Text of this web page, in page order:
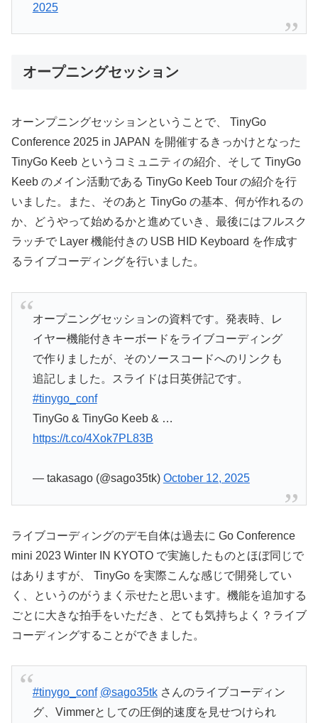
2025
オープニングセッション
オーンプニングセッションということで、 TinyGo
Conference 2025 in JAPAN を開催するきっかけとなった
TinyGo Keeb というコミュニティの紹介、そして TinyGo
Keeb のメイン活動である TinyGo Keeb Tour の紹介を行
いました。また、そのあと TinyGo の基本、何が作れるの
か、どうやって始めるかと進めていき、最後にはフルスク
ラッチで Layer 機能付きの USB HID Keyboard を作成す
るライブコーディングを行いました。
オープニングセッションの資料です。発表時、レ
イヤー機能付きキーボードをライブコーディング
で作りましたが、そのソースコードへのリンクも
追記しました。スライドは日英併記です。
#tinygo_conf
TinyGo & TinyGo Keeb & …
https://t.co/4Xok7PL83B
— takasago (@sago35tk) October 12, 2025
ライブコーディングのデモ自体は過去に Go Conference
mini 2023 Winter IN KYOTO で実施したものとほぼ同じで
はありますが、 TinyGo を実際こんな感じで開発してい
く、というのがうまく示せたと思います。機能を追加する
ごとに大きな拍手をいただき、とても気持ちよく？ライブ
コーディングすることができました。
#tinygo_conf @sago35tkさんのライブコーディン
グ、Vimmerとしての圧倒的速度を見せつけられ